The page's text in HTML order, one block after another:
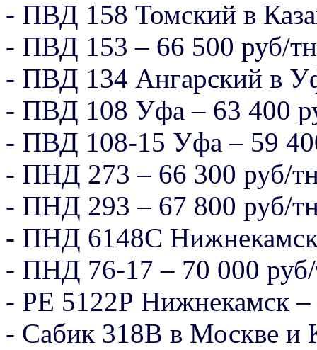
- ПВД 158 Томский в
- ПВД 153 – 66 500 руб/тн
- ПВД 134 Ангарский в
- ПВД 108 Уфа – 63 400
- ПВД 108-15 Уфа – 59
- ПНД 273 – 66 300 руб/
- ПНД 293 – 67 800 руб/
- ПНД 6148С Нижнекамск
- ПНД 76-17 – 70 000
- РЕ 5122Р Нижнекамск –
- Сабик 318B в Москве и